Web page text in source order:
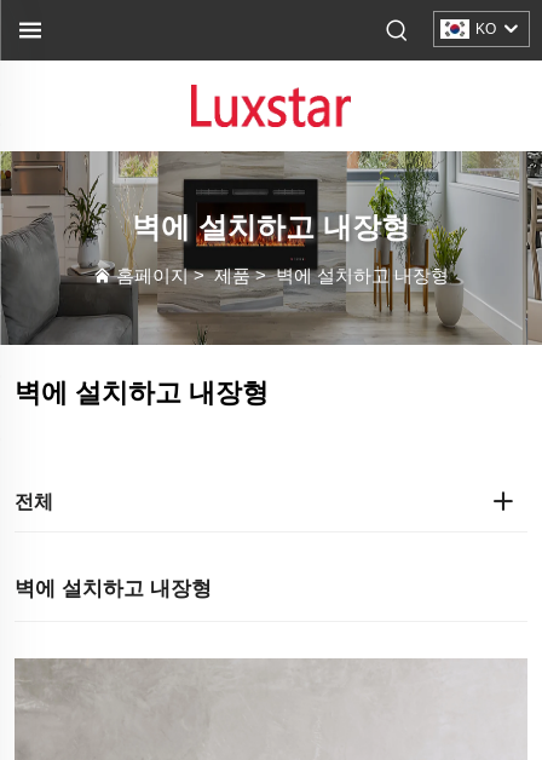
KO
벽에 설치하고 내장형
홈페이지>제품>벽에 설치하고 내장형
벽에 설치하고 내장형
전체
벽에 설치하고 내장형